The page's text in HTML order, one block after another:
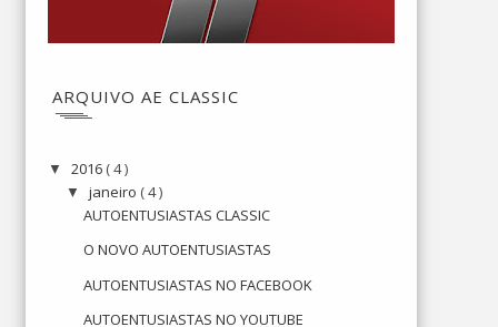
ARQUIVO AE CLASSIC
▼ 2016 ( 4 )
▼ janeiro ( 4 )
AUTOENTUSIASTAS CLASSIC
O NOVO AUTOENTUSIASTAS
AUTOENTUSIASTAS NO FACEBOOK
AUTOENTUSIASTAS NO YOUTUBE